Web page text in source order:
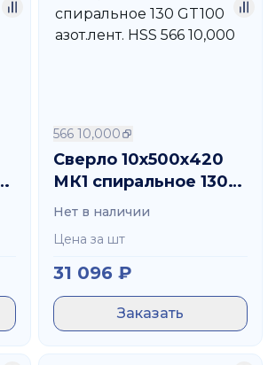
566 10,000
Сверло 10х500х420
МК1 спиральное 130
GT100 азот.лент. HSS
Нет в наличии
Цена за шт
31 096 ₽
Заказать